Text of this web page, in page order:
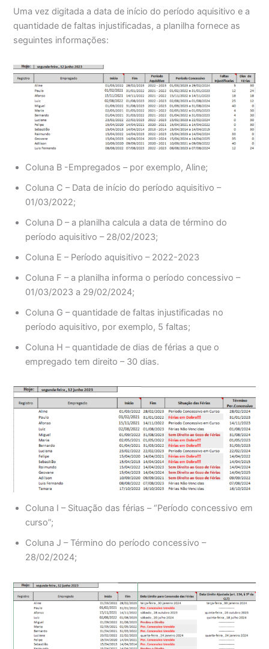
Uma vez digitada a data de início do período aquisitivo e a
quantidade de faltas injustificadas, a planilha fornece as
seguintes informações:
Coluna B -Empregados – por exemplo, Aline;
Coluna C – Data de início do período aquisitivo –
01/03/2022;
Coluna D – a planilha calcula a data de término do
período aquisitivo – 28/02/2023;
Coluna E – Período aquisitivo – 2022-2023
Coluna F – a planilha informa o período concessivo –
01/03/2023 a 29/02/2024;
Coluna G – quantidade de faltas injustificadas no
período aquisitivo, por exemplo, 5 faltas;
Coluna H – quantidade de dias de férias a que o
empregado tem direito – 30 dias.
Coluna I – Situação das férias – “Período concessivo em
curso”;
Coluna J – Término do período concessivo –
28/02/2024;